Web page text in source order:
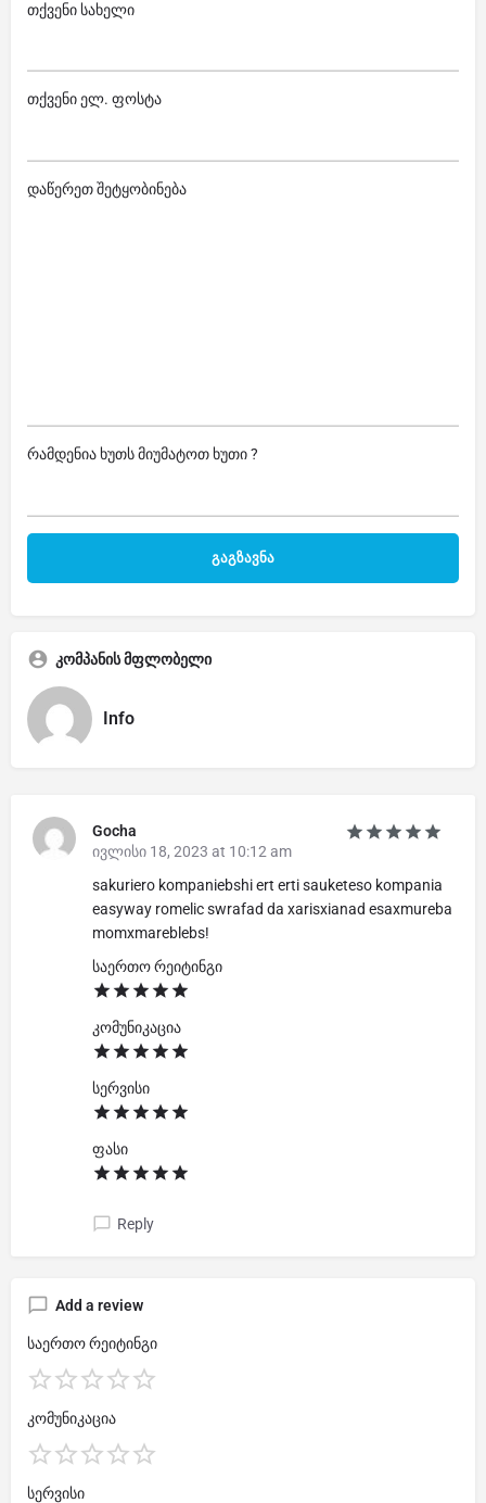
თქვენი სახელი
თქვენი ელ. ფოსტა
დაწერეთ შეტყობინება
რამდენია ხუთს მიუმატოთ ხუთი ?
კომპანის მფლობელი
Info
Gocha
ივლისი 18, 2023 at 10:12 am
sakuriero kompaniebshi ert erti sauketeso kompania
easyway romelic swrafad da xarisxianad esaxmureba
momxmareblebs!
საერთო რეიტინგი
კომუნიკაცია
სერვისი
ფასი
Reply
Add a review
საერთო რეიტინგი
კომუნიკაცია
სერვისი